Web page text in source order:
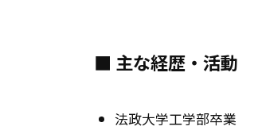
■ 主な経歴・活動
法政大学工学部卒業